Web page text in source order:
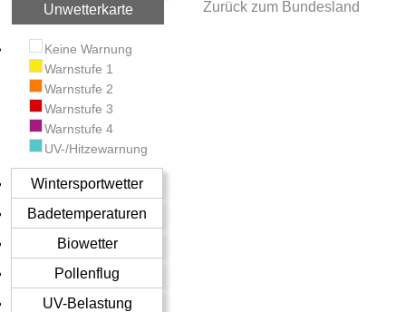
Unwetterkarte
Keine Warnung
Warnstufe 1
Warnstufe 2
Warnstufe 3
Warnstufe 4
UV-/Hitzewarnung
Wintersportwetter
Badetemperaturen
Biowetter
Pollenflug
UV-Belastung
Zurück zum Bundesland